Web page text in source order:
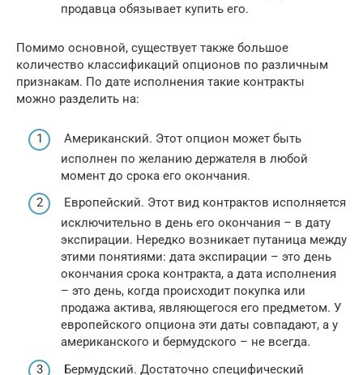
продавца обязывает купить его.
Помимо основной, существует также большое
количество классификаций опционов по различным
признакам. По дате исполнения такие контракты
можно разделить на:
Американский. Этот опцион может быть
исполнен по желанию держателя в любой
момент до срока его окончания.
Европейский. Этот вид контрактов исполняется
исключительно в день его окончания – в дату
экспирации. Нередко возникает путаница между
этими понятиями: дата экспирации – это день
окончания срока контракта, а дата исполнения
– это день, когда происходит покупка или
продажа актива, являющегося его предметом. У
европейского опциона эти даты совпадают, а у
американского и бермудского – не всегда.
Бермудский. Достаточно специфический